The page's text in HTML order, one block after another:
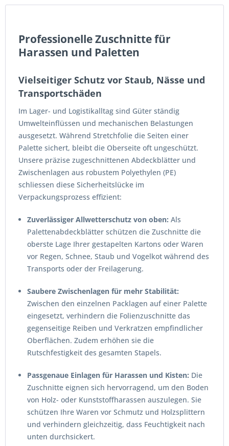
Professionelle Zuschnitte für
Harassen und Paletten
Vielseitiger Schutz vor Staub, Nässe und
Transportschäden
Im Lager- und Logistikalltag sind Güter ständig
Umwelteinflüssen und mechanischen Belastungen
ausgesetzt. Während Stretchfolie die Seiten einer
Palette sichert, bleibt die Oberseite oft ungeschützt.
Unsere präzise zugeschnittenen Abdeckblätter und
Zwischenlagen aus robustem Polyethylen (PE)
schliessen diese Sicherheitslücke im
Verpackungsprozess effizient:
Zuverlässiger Allwetterschutz von oben: Als
Palettenabdeckblätter schützen die Zuschnitte die
oberste Lage Ihrer gestapelten Kartons oder Waren
vor Regen, Schnee, Staub und Vogelkot während des
Transports oder der Freilagerung.
Saubere Zwischenlagen für mehr Stabilität:
Zwischen den einzelnen Packlagen auf einer Palette
eingesetzt, verhindern die Folienzuschnitte das
gegenseitige Reiben und Verkratzen empfindlicher
Oberflächen. Zudem erhöhen sie die
Rutschfestigkeit des gesamten Stapels.
Passgenaue Einlagen für Harassen und Kisten: Die
Zuschnitte eignen sich hervorragend, um den Boden
von Holz- oder Kunststoffharassen auszulegen. Sie
schützen Ihre Waren vor Schmutz und Holzsplittern
und verhindern gleichzeitig, dass Feuchtigkeit nach
unten durchsickert.